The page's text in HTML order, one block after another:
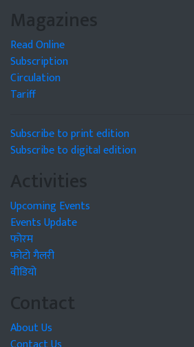
Magazines
Read Online
Subscription
Circulation
Tariff
Subscribe to print edition
Subscribe to digital edition
Activities
Upcoming Events
Events Update
फोरम
फोटो गैलरी
वीडियो
Contact
About Us